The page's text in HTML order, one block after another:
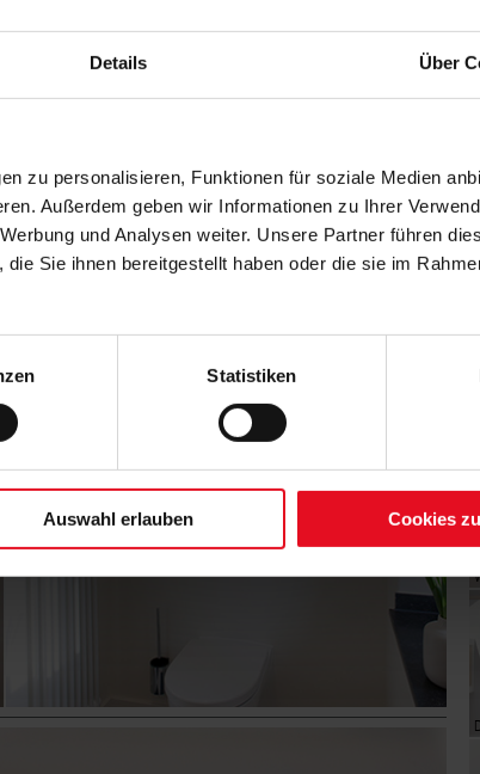
Details Über
zu personalisieren, Funktionen für soziale Medien
Außerdem geben wir Informationen zu Ihrer
und Analysen weiter. Unsere Partner führen
Sie ihnen bereitgestellt haben oder die sie im
Statistiken
Auswahl erlauben Cookies